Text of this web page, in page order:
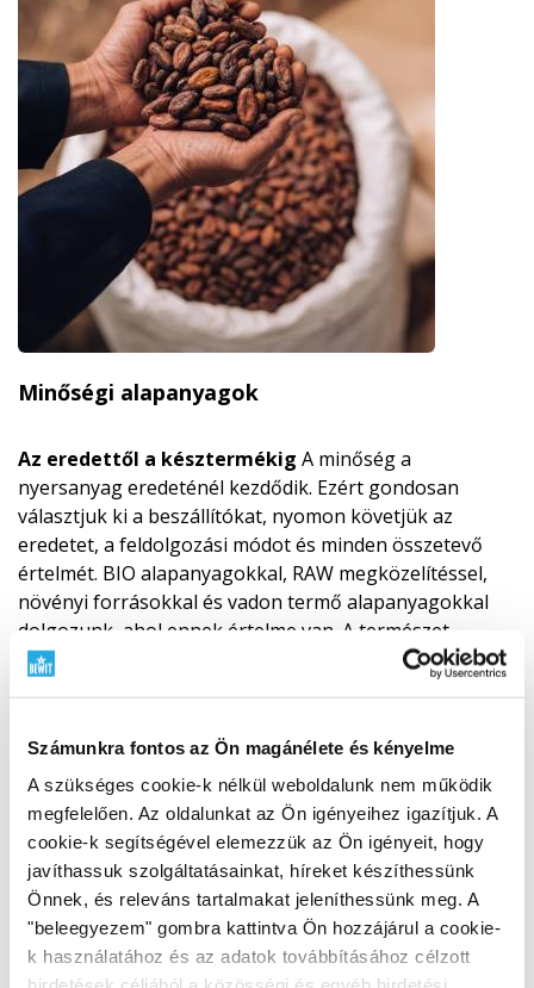
Számunkra fontos az Ön magánélete és kényelme
A szükséges cookie-k nélkül weboldalunk nem működik
megfelelően. Az oldalunkat az Ön igényeihez igazítjuk. A
cookie-k segítségével elemezzük az Ön igényeit, hogy
javíthassuk szolgáltatásainkat, híreket készíthessünk
Önnek, és releváns tartalmakat jeleníthessünk meg. A
"beleegyezem" gombra kattintva Ön hozzájárul a cookie-
k használatához és az adatok továbbításához célzott
Minőségi alapanyagok
Az eredettől a késztermékig A minőség a
nyersanyag eredeténél kezdődik. Ezért gondosan
választjuk ki a beszállítókat, nyomon követjük az
eredetet, a feldolgozási módot és minden összetevő
értelmét. BIO alapanyagokkal, RAW megközelítéssel,
növényi forrásokkal és vadon termő alapanyagokkal
dolgozunk, ahol ennek értelme van. A természet
tiszteletét ötvözzük a tudománnyal, a teszteléssel és a
Tudja meg, miért fontos az